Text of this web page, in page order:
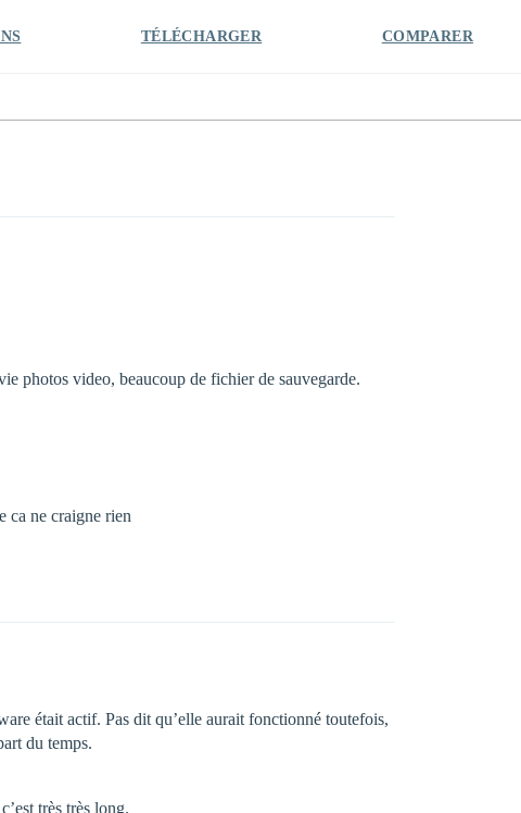
TÉLÉCHARGER COMPARER
photos video, beaucoup de fichier de sauvegarde.
ca ne craigne rien
était actif. Pas dit qu’elle aurait fonctionné toutefois,
du temps.
très très long.